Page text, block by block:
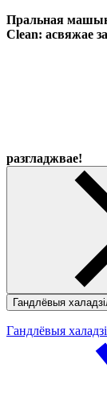
Пральная
Clean: асвяжае
разгладжвае!
Гандлёвыя
Гандлёвыя